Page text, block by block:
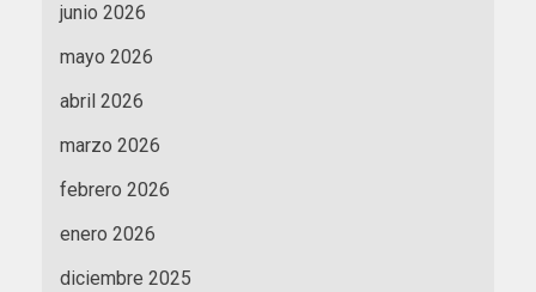
junio 2026
mayo 2026
abril 2026
marzo 2026
febrero 2026
enero 2026
diciembre 2025